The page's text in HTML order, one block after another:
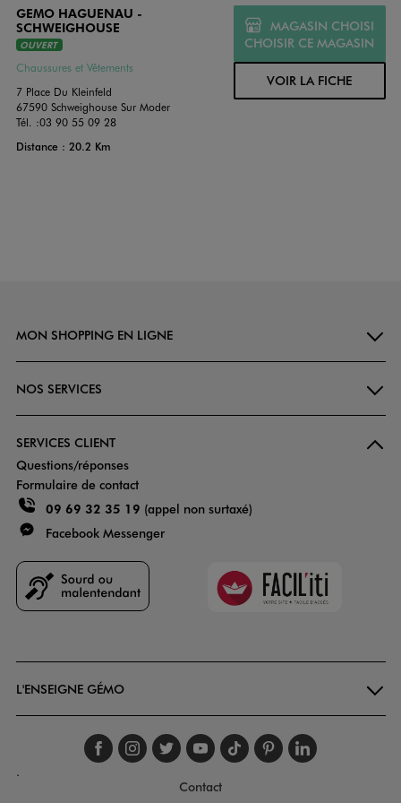
GEMO HAGUENAU -
SCHWEIGHOUSE
OUVERT
Chaussures et Vêtements
7 Place Du Kleinfeld
67590 Schweighouse Sur Moder
Tél. :03 90 55 09 28
Distance : 20.2 Km
MAGASIN CHOISI
CHOISIR CE MAGASIN
VOIR LA FICHE
MON SHOPPING EN LIGNE
NOS SERVICES
SERVICES CLIENT
Questions/réponses
Formulaire de contact
09 69 32 35 19 (appel non surtaxé)
Facebook Messenger
Faciliti
L'ENSEIGNE GÉMO
Suivez-nous sur
Suivez-nous sur
Suivez-nous sur
Suivez-nous
Suivez-nous
Suivez-
.
Contact